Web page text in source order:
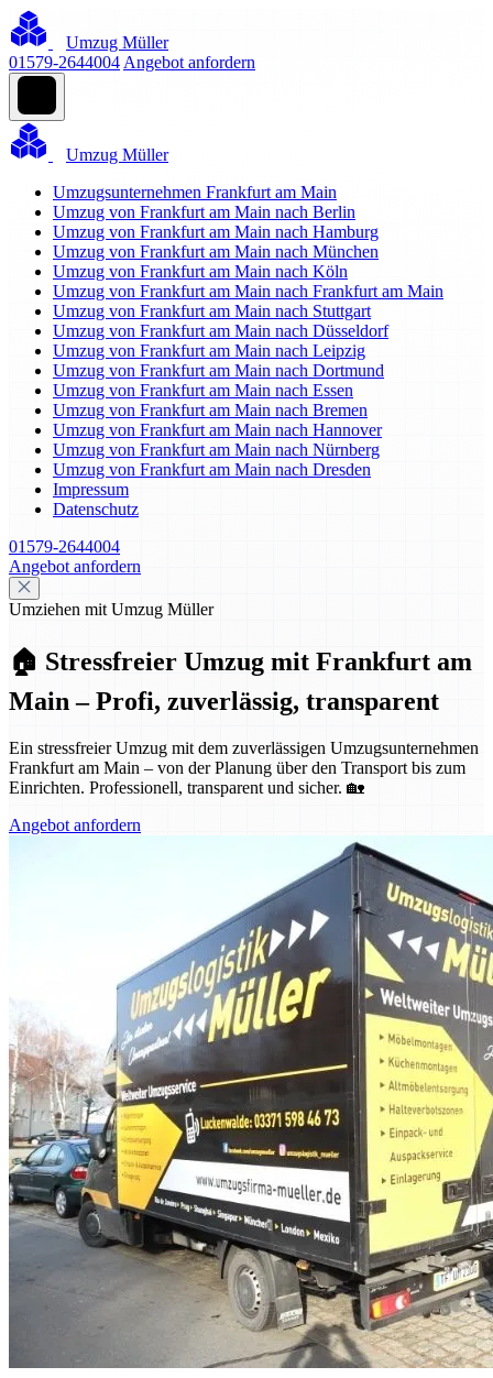
Umzug Müller
01579-2644004 Angebot anfordern
Umzug Müller
Umzugsunternehmen Frankfurt am Main
Umzug von Frankfurt am Main nach Berlin
Umzug von Frankfurt am Main nach Hamburg
Umzug von Frankfurt am Main nach München
Umzug von Frankfurt am Main nach Köln
Umzug von Frankfurt am Main nach Frankfurt am Main
Umzug von Frankfurt am Main nach Stuttgart
Umzug von Frankfurt am Main nach Düsseldorf
Umzug von Frankfurt am Main nach Leipzig
Umzug von Frankfurt am Main nach Dortmund
Umzug von Frankfurt am Main nach Essen
Umzug von Frankfurt am Main nach Bremen
Umzug von Frankfurt am Main nach Hannover
Umzug von Frankfurt am Main nach Nürnberg
Umzug von Frankfurt am Main nach Dresden
Impressum
Datenschutz
01579-2644004
Angebot anfordern
Umziehen mit Umzug Müller
🏠 Stressfreier Umzug mit Frankfurt am
Main – Profi, zuverlässig, transparent
Ein stressfreier Umzug mit dem zuverlässigen Umzugsunternehmen
Frankfurt am Main – von der Planung über den Transport bis zum
Einrichten. Professionell, transparent und sicher. 🏡
Angebot anfordern